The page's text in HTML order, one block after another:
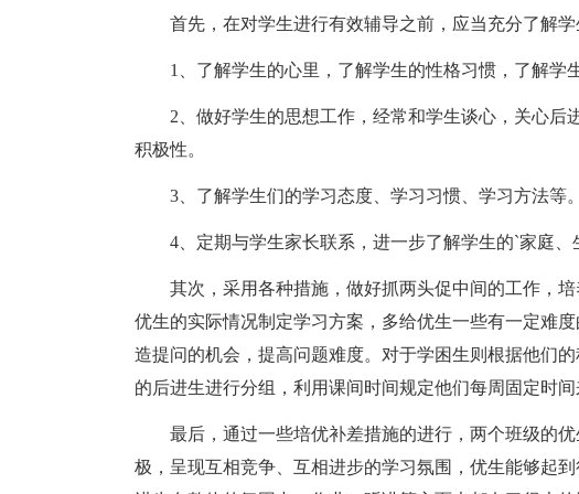
首先，在对学生进行有效辅导之前，应当充分了解学
1、了解学生的心里，了解学生的性格习惯，了解学
2、做好学生的思想工作，经常和学生谈心，关心后
积极性。
3、了解学生们的学习态度、学习习惯、学习方法等
4、定期与学生家长联系，进一步了解学生的`家庭、
其次，采用各种措施，做好抓两头促中间的工作，培
优生的实际情况制定学习方案，多给优生一些有一定难
造提问的机会，提高问题难度。对于学困生则根据他们
的后进生进行分组，利用课间时间规定他们每周固定时
最后，通过一些培优补差措施的进行，两个班级的优
极，呈现互相竞争、互相进步的学习氛围，优生能够起